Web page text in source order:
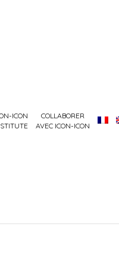
ICON
COLLABORER
AVEC ICON-ICON